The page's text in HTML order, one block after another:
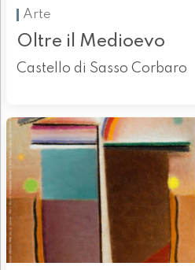
Arte
Oltre il Medioevo
Castello di Sasso Corbaro